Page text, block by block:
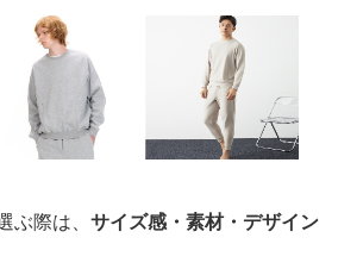
際は、 サイズ感・素材・デザイン